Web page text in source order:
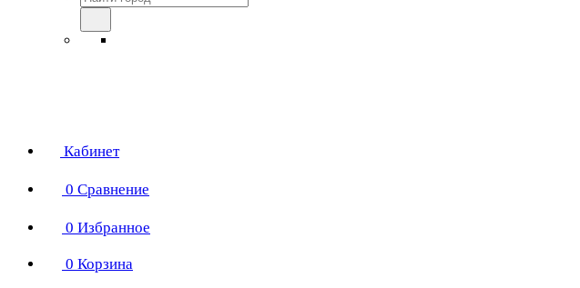
Кабинет
0 Сравнение
0 Избранное
0 Корзина